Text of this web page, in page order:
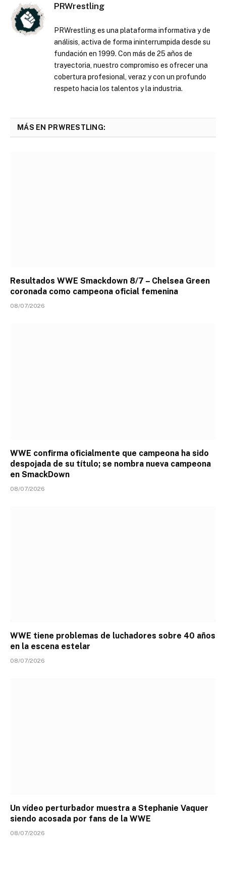
PRWrestling
PRWrestling es una plataforma informativa y de
análisis, activa de forma ininterrumpida desde su
fundación en 1999. Con más de 25 años de
trayectoria, nuestro compromiso es ofrecer una
cobertura profesional, veraz y con un profundo
respeto hacia los talentos y la industria.
MÁS EN PRWRESTLING:
Resultados WWE Smackdown 8/7 – Chelsea Green
coronada como campeona oficial femenina
08/07/2026
WWE confirma oficialmente que campeona ha sido
despojada de su título; se nombra nueva campeona
en SmackDown
08/07/2026
WWE tiene problemas de luchadores sobre 40 años
en la escena estelar
08/07/2026
Un vídeo perturbador muestra a Stephanie Vaquer
siendo acosada por fans de la WWE
08/07/2026